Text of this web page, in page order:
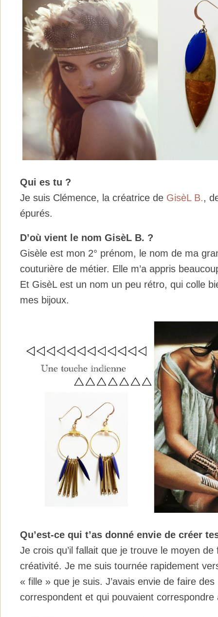
Qui es tu ?
Je suis Clémence, la créatrice de GisèL B.,
épurés.
D’où vient le nom GisèL B. ?
Gisèle est mon 2° prénom, le nom de ma
couturière de métier. Elle m’a appris
Et GisèL est un nom un peu rétro, qui colle
mes bijoux.
Qu’est-ce qui t’as donné envie de créer
Je crois qu’il fallait que je trouve le moyen
créativité. Je me suis tournée rapidement
« fille » que je suis. J’avais envie de faire
correspondent et qui pouvaient correspondre